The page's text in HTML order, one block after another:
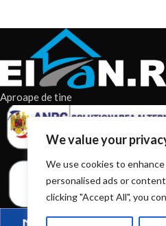
We value your
We use cookies to
personalised ads or
clicking "Accept All", you
Aproape de tine